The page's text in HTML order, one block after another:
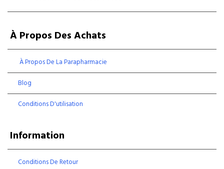
À Propos Des Achats
À Propos De La Parapharmacie
Blog
Conditions D'utilisation
Information
Conditions De Retour